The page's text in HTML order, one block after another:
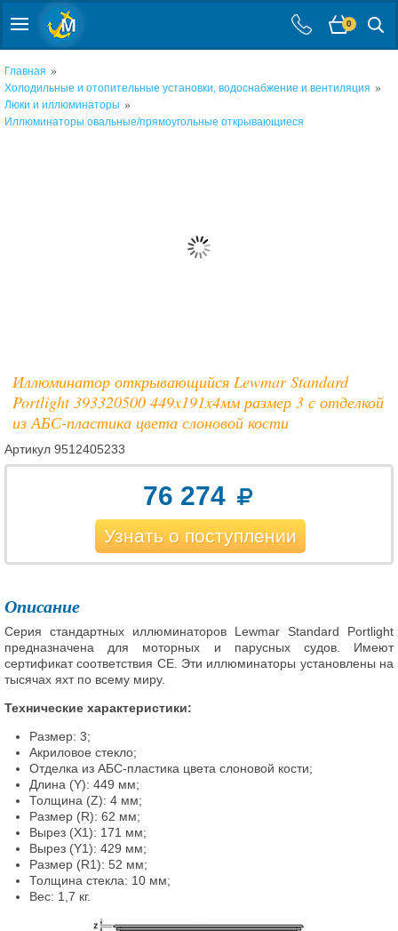
0
Главная »
Холодильные и отопительные установки, водоснабжение и вентиляция »
Люки и иллюминаторы »
Иллюминаторы овальные/прямоугольные открывающиеся
Иллюминатор открывающийся Lewmar Standard
Portlight 393320500 449x191x4мм размер 3 с отделкой
из АБС-пластика цвета слоновой кости
Артикул 9512405233
76 274
Узнать о поступлении
Описание
Серия стандартных иллюминаторов Lewmar Standard Portlight
предназначена для моторных и парусных судов. Имеют
сертификат соответствия CE. Эти иллюминаторы установлены на
тысячах яхт по всему миру.
Технические характеристики:
Размер: 3;
Акриловое стекло;
Отделка из АБС-пластика цвета слоновой кости;
Длина (Y): 449 мм;
Толщина (Z): 4 мм;
Размер (R): 62 мм;
Вырез (X1): 171 мм;
Вырез (Y1): 429 мм;
Размер (R1): 52 мм;
Толщина стекла: 10 мм;
Вес: 1,7 кг.